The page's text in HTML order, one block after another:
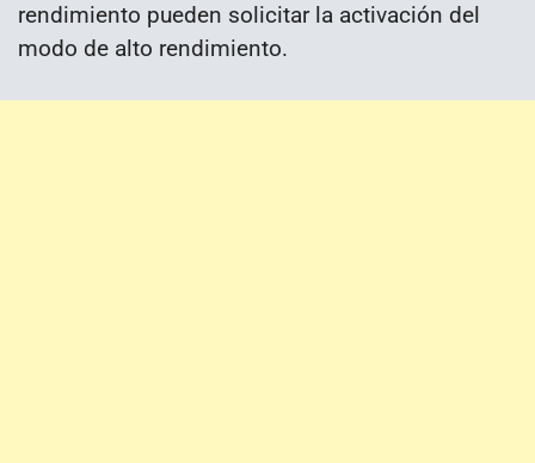
rendimiento pueden solicitar la activación del
modo de alto rendimiento.